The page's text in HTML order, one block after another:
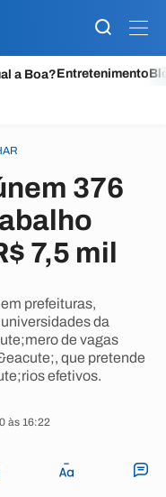
a Boa?Entretenimento
376
7,5 mil
prefeituras,
da
de vagas
que pretende
efetivos.
às 16:22